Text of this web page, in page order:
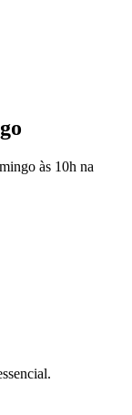
às 10h na